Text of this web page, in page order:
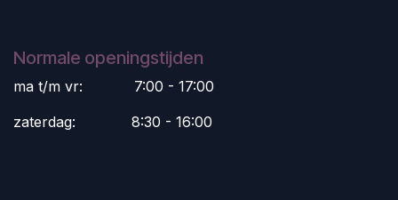
Normale openingstijden
ma t/m vr:
​7:00 - 17:00
zaterdag:
​8:30 - 16:00